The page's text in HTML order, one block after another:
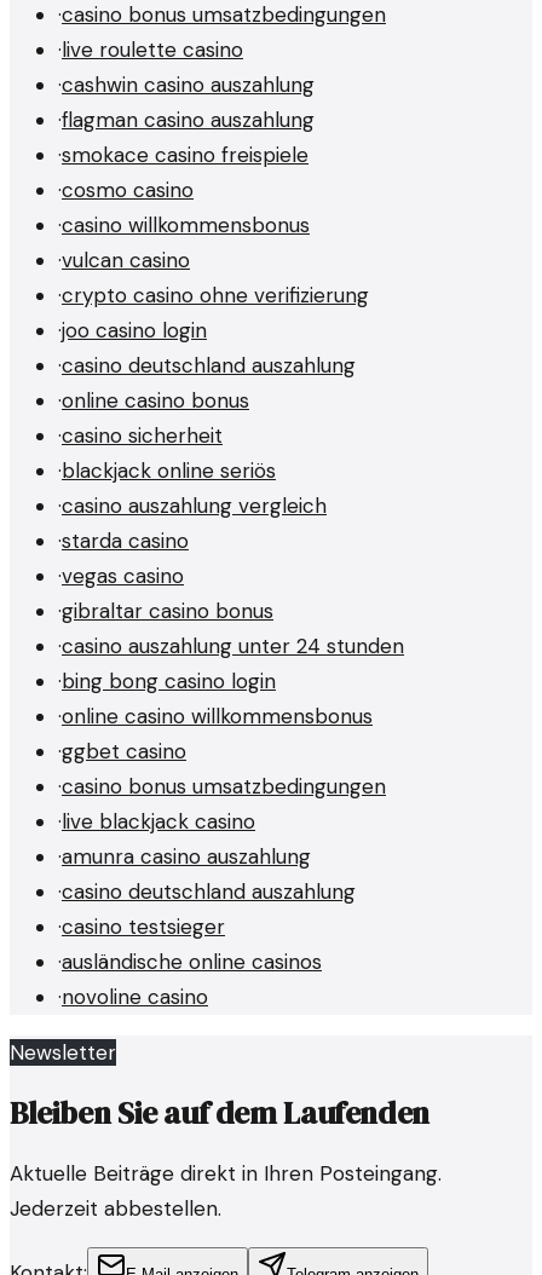
·casino bonus umsatzbedingungen
·live roulette casino
·cashwin casino auszahlung
·flagman casino auszahlung
·smokace casino freispiele
·cosmo casino
·casino willkommensbonus
·vulcan casino
·crypto casino ohne verifizierung
·joo casino login
·casino deutschland auszahlung
·online casino bonus
·casino sicherheit
·blackjack online seriös
·casino auszahlung vergleich
·starda casino
·vegas casino
·gibraltar casino bonus
·casino auszahlung unter 24 stunden
·bing bong casino login
·online casino willkommensbonus
·ggbet casino
·casino bonus umsatzbedingungen
·live blackjack casino
·amunra casino auszahlung
·casino deutschland auszahlung
·casino testsieger
·ausländische online casinos
·novoline casino
Newsletter
Bleiben Sie auf dem Laufenden
Aktuelle Beiträge direkt in Ihren Posteingang.
Jederzeit abbestellen.